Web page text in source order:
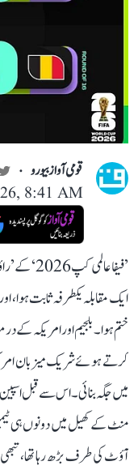
قومی آواز بیورو
8:41 AM
ایک مقابلہ یکطرفہ ثابت ہوا،
ختم ہوا۔ بلجیم اور امریکہ کے
منٹ کے کھیل میں دونوں ہی
آؤٹ کی طرف بڑھ رہا تھا،